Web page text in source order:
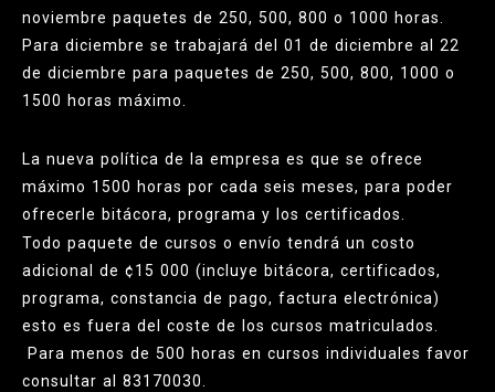
noviembre paquetes de 250, 500, 800 o 1000 horas.
Para diciembre se trabajará del 01 de diciembre al 22
de diciembre para paquetes de 250, 500, 800, 1000 o
1500 horas máximo.
La nueva política de la empresa es que se ofrece
máximo 1500 horas por cada seis meses, para poder
ofrecerle bitácora, programa y los certificados.
Todo paquete de cursos o envío tendrá un costo
adicional de ¢15 000 (incluye bitácora, certificados,
programa, constancia de pago, factura electrónica)
esto es fuera del coste de los cursos matriculados.
Para menos de 500 horas en cursos individuales favor
consultar al 83170030.